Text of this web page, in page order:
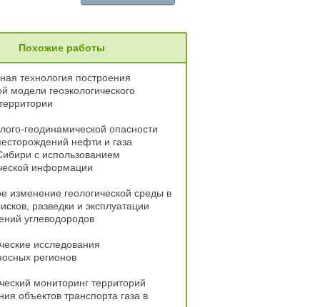
Похожие работы
технология построения
модели геоэкологического
геодинамической опасности
нефти и газа
с использованием
информации
изменение геологической среды в
разведки и эксплуатации
углеводородов
исследования
регионов
мониторинг территорий
объектов транспорта газа в